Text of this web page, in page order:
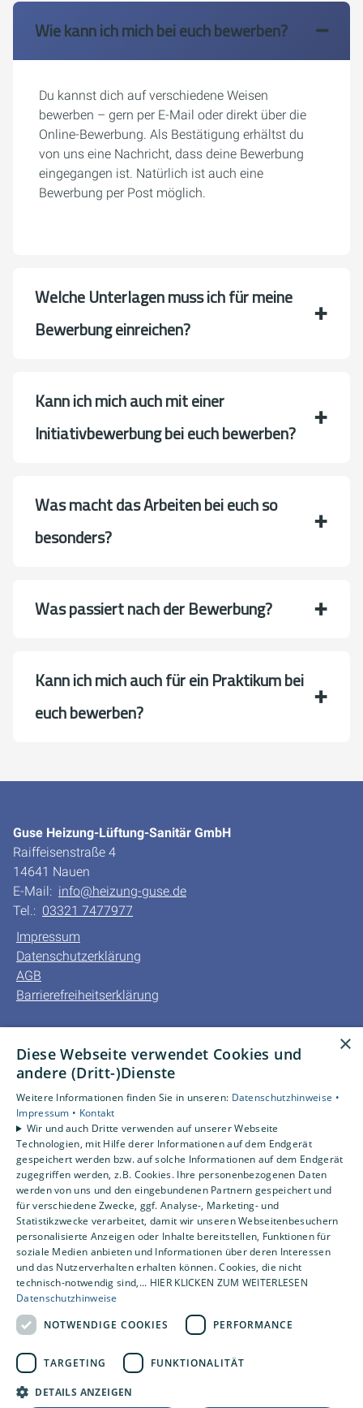
Wie kann ich mich bei euch bewerben?
Du kannst dich auf verschiedene Weisen
bewerben – gern per E-Mail oder direkt über die
Online-Bewerbung. Als Bestätigung erhältst du
von uns eine Nachricht, dass deine Bewerbung
eingegangen ist. Natürlich ist auch eine
Bewerbung per Post möglich.
Welche Unterlagen muss ich für meine
Bewerbung einreichen?
Kann ich mich auch mit einer
Initiativbewerbung bei euch bewerben?
Was macht das Arbeiten bei euch so
besonders?
Was passiert nach der Bewerbung?
Kann ich mich auch für ein Praktikum bei
euch bewerben?
Guse Heizung-Lüftung-Sanitär GmbH
Raiffeisenstraße 4
14641 Nauen
E-Mail: info@heizung-guse.de
Tel.: 03321 7477977
Impressum
Datenschutzerklärung
AGB
Barrierefreiheitserklärung
Privatkunden
Gewerbekunden
Karriere
Unternehmen
Kontakt
Um externe HTML-Inhalte anzuzeigen, benötigen wir
Ihre Einwilligung.
Weitere Informationen finden Sie in unserer
Datenschutzerklärung.
Cookie-Einstellungen öffnen
×
Diese Webseite verwendet Cookies und
andere (Dritt-)Dienste
Weitere Informationen finden Sie in unseren: Datenschutzhinweise •
Impressum • Kontakt
Wir und auch Dritte verwenden auf unserer Webseite
Technologien, mit Hilfe derer Informationen auf dem Endgerät
gespeichert werden bzw. auf solche Informationen auf dem Endgerät
zugegriffen werden, z.B. Cookies. Ihre personenbezogenen Daten
werden von uns und den eingebundenen Partnern gespeichert und
für verschiedene Zwecke, ggf. Analyse-, Marketing- und
Statistikzwecke verarbeitet, damit wir unseren Webseitenbesuchern
personalisierte Anzeigen oder Inhalte bereitstellen, Funktionen für
soziale Medien anbieten und Informationen über deren Interessen
und das Nutzerverhalten erhalten können. Cookies, die nicht
technisch-notwendig sind,... HIER KLICKEN ZUM WEITERLESEN
Datenschutzhinweise
NOTWENDIGE COOKIES
PERFORMANCE
TARGETING FUNKTIONALITÄT
DETAILS ANZEIGEN